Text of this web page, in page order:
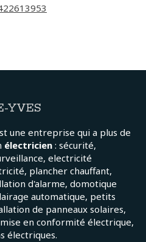
YVES
une entreprise qui a plus de
électricien : sécurité,
electricité
plancher chauffant,
d'alarme, domotique
automatique, petits
de panneaux solaires,
en conformité électrique,
électriques.